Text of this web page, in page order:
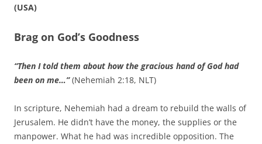
(USA)
Brag on God’s Goodness
“Then I told them about how the gracious hand of God had
been on me…”(Nehemiah 2:18, NLT)
In scripture, Nehemiah had a dream to rebuild the walls of
Jerusalem. He didn’t have the money, the supplies or the
manpower. What he had was incredible opposition. The